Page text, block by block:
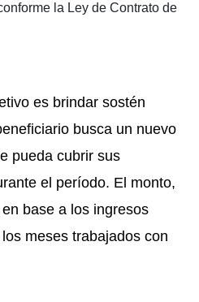
la Ley de Contrato de
es brindar sostén
busca un nuevo
pueda cubrir sus
el período. El monto,
base a los ingresos
meses trabajados con